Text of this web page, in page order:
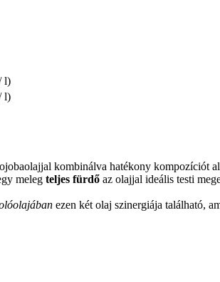
l)
l)
kombinálva hatékony kompozíciót
meleg teljes fürdő az olajjal ideális testi
ezen két olaj szinergiája található,